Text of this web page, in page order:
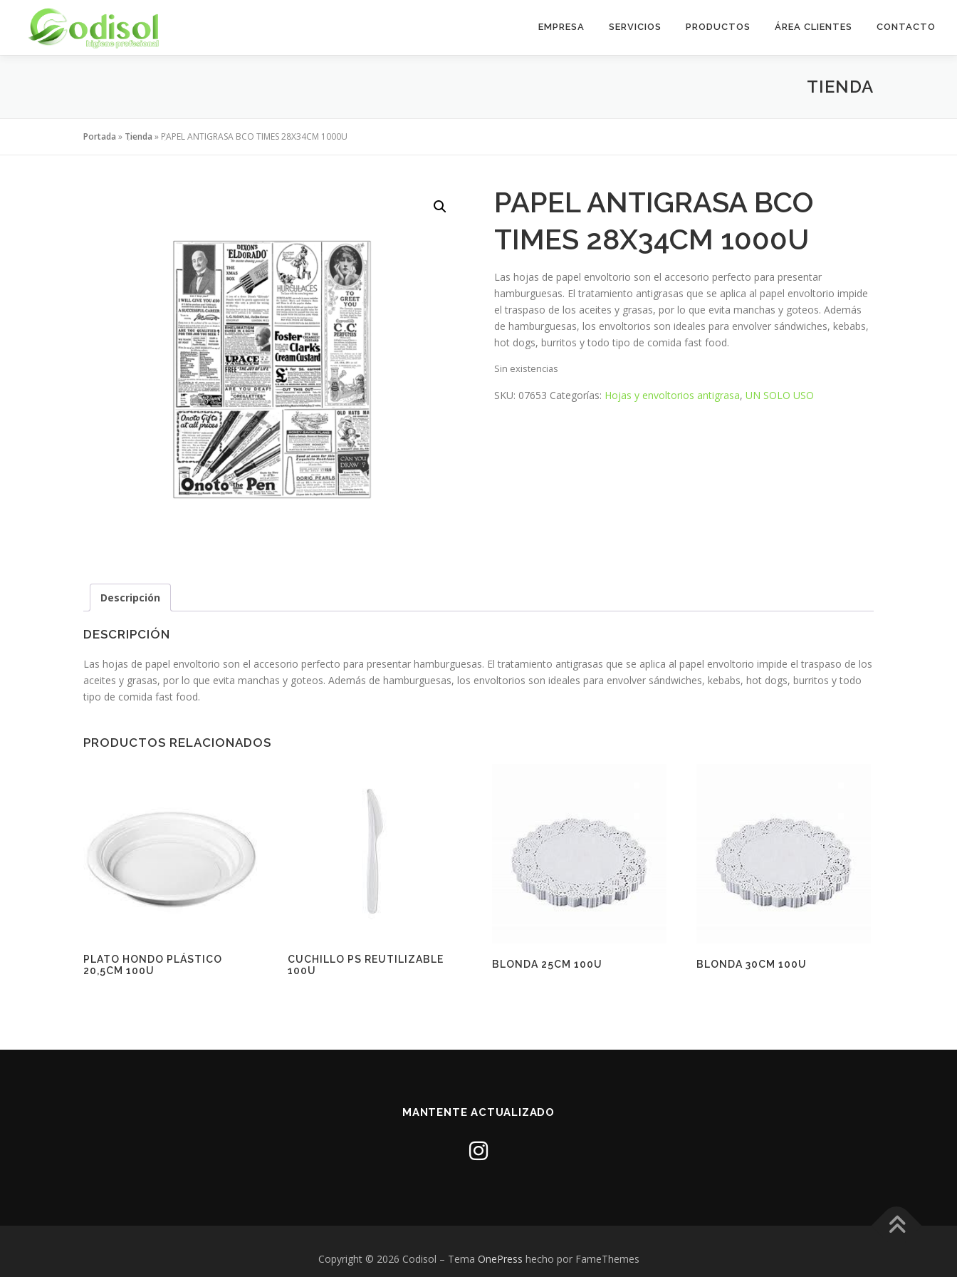
contenido
EMPRESA SERVICIOS PRODUCTOS ÁREA CLIENTES CONTACTO
TIENDA
Portada » Tienda » PAPEL ANTIGRASA BCO TIMES 28X34CM 1000U
PAPEL ANTIGRASA BCO
TIMES 28X34CM 1000U
Las hojas de papel envoltorio son el accesorio perfecto para presentar
hamburguesas. El tratamiento antigrasas que se aplica al papel envoltorio impide
el traspaso de los aceites y grasas, por lo que evita manchas y goteos. Además
de hamburguesas, los envoltorios son ideales para envolver sándwiches, kebabs,
hot dogs, burritos y todo tipo de comida fast food.
Sin existencias
SKU: 07653 Categorías: Hojas y envoltorios antigrasa,UN SOLO USO
Descripción
DESCRIPCIÓN
Las hojas de papel envoltorio son el accesorio perfecto para presentar hamburguesas. El tratamiento antigrasas que se aplica al papel envoltorio impide el traspaso de los
aceites y grasas, por lo que evita manchas y goteos. Además de hamburguesas, los envoltorios son ideales para envolver sándwiches, kebabs, hot dogs, burritos y todo
tipo de comida fast food.
PRODUCTOS RELACIONADOS
PLATO HONDO PLÁSTICO
20,5CM 100U
CUCHILLO PS REUTILIZABLE
100U
BLONDA 25CM 100U BLONDA 30CM 100U
MANTENTE ACTUALIZADO
Copyright © 2026 Codisol – Tema OnePress hecho por FameThemes